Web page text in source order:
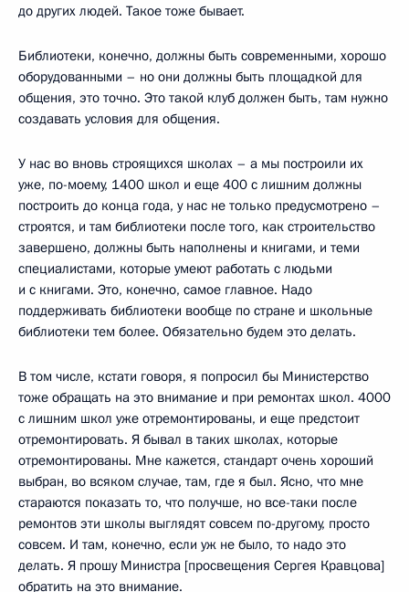
до других людей. Такое тоже бывает.
Библиотеки, конечно, должны быть современными, хорошо
оборудованными – но они должны быть площадкой для
общения, это точно. Это такой клуб должен быть, там нужно
создавать условия для общения.
У нас во вновь строящихся школах – а мы построили их
уже, по-моему, 1400 школ и еще 400 с лишним должны
построить до конца года, у нас не только предусмотрено –
строятся, и там библиотеки после того, как строительство
завершено, должны быть наполнены и книгами, и теми
специалистами, которые умеют работать с людьми
и с книгами. Это, конечно, самое главное. Надо
поддерживать библиотеки вообще по стране и школьные
библиотеки тем более. Обязательно будем это делать.
В том числе, кстати говоря, я попросил бы Министерство
тоже обращать на это внимание и при ремонтах школ. 4000
с лишним школ уже отремонтированы, и еще предстоит
отремонтировать. Я бывал в таких школах, которые
отремонтированы. Мне кажется, стандарт очень хороший
выбран, во всяком случае, там, где я был. Ясно, что мне
стараются показать то, что получше, но все-таки после
ремонтов эти школы выглядят совсем по-другому, просто
совсем. И там, конечно, если уж не было, то надо это
делать. Я прошу Министра [просвещения Сергея Кравцова]
обратить на это внимание.